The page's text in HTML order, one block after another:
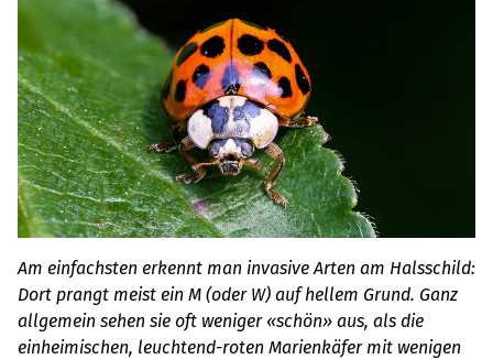
Am einfachsten erkennt man invasive Arten am Halsschild:
Dort prangt meist ein M (oder W) auf hellem Grund. Ganz
allgemein sehen sie oft weniger «schön» aus, als die
einheimischen, leuchtend-roten Marienkäfer mit wenigen